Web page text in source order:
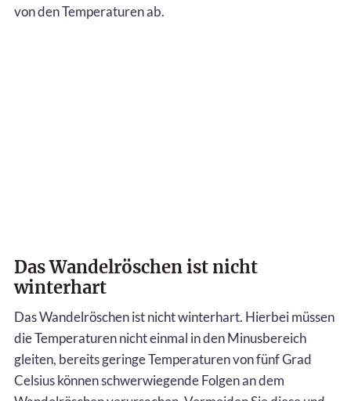
von den Temperaturen ab.
Das Wandelröschen ist nicht
winterhart
Das Wandelröschen ist nicht winterhart. Hierbei müssen
die Temperaturen nicht einmal in den Minusbereich
gleiten, bereits geringe Temperaturen von fünf Grad
Celsius können schwerwiegende Folgen an dem